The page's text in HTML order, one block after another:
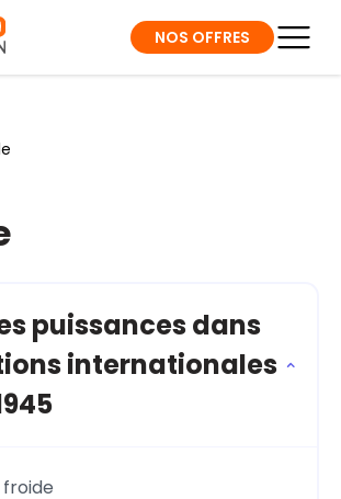
NOS OFFRES
puissances dans
internationales
froide